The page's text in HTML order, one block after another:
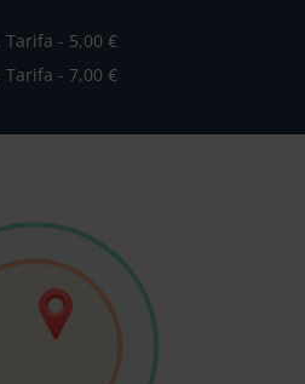
Tarifa - 5,00 €
Tarifa - 7,00 €